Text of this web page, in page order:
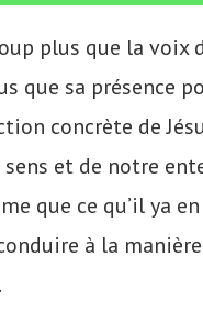
plus que la voix
que sa présence
concrète de
et de notre
que ce qu’il ya
à la